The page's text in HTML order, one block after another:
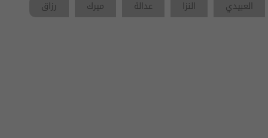
العبيدي
النزا عدالة ميرك رزاق